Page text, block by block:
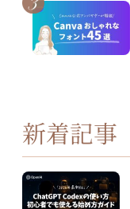
新着記事